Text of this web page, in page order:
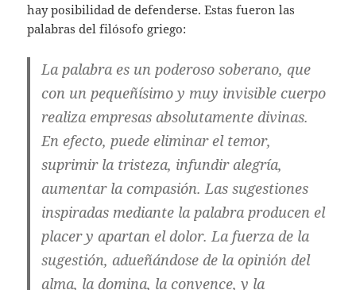
hay posibilidad de defenderse. Estas fueron las
palabras del filósofo griego:
La palabra es un poderoso soberano, que
con un pequeñísimo y muy invisible cuerpo
realiza empresas absolutamente divinas.
En efecto, puede eliminar el temor,
suprimir la tristeza, infundir alegría,
aumentar la compasión. Las sugestiones
inspiradas mediante la palabra producen el
placer y apartan el dolor. La fuerza de la
sugestión, adueñándose de la opinión del
alma, la domina, la convence, y la